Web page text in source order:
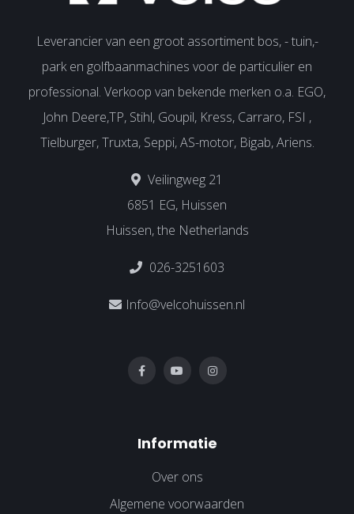
Leverancier van een groot assortiment bos, - tuin,-
park en golfbaanmachines voor de particulier en
professional. Verkoop van bekende merken o.a. EGO,
John Deere,TP, Stihl, Goupil, Kress, Carraro, FSI ,
Tielburger, Truxta, Seppi, AS-motor, Bigab, Ariens.
Veilingweg 21
6851 EG, Huissen
Huissen, the Netherlands
026-3251603
Info@velcohuissen.nl
Informatie
Over ons
Algemene voorwaarden